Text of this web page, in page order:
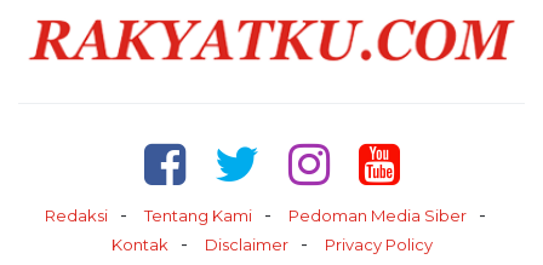
Redaksi Tentang Kami
Pedoman Media Siber
Kontak
Disclaimer Privacy Policy